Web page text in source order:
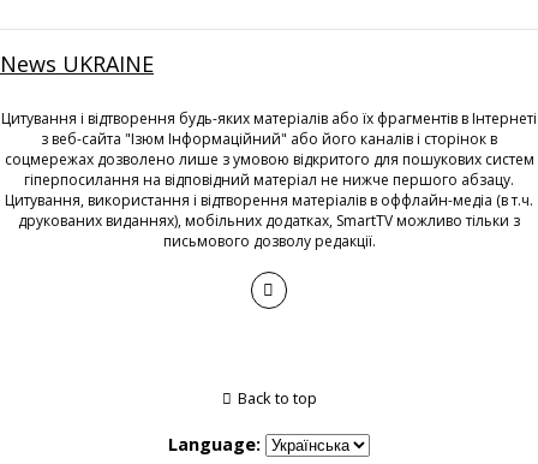
News UKRAINE
Цитування і відтворення будь-яких матеріалів або їх фрагментів в Інтернеті
з веб-сайта "Ізюм Інформаційний" або його каналів і сторінок в
соцмережах дозволено лише з умовою відкритого для пошукових систем
гіперпосилання на відповідний матеріал не нижче першого абзацу.
Цитування, використання і відтворення матеріалів в оффлайн-медіа (в т.ч.
друкованих виданнях), мобільних додатках, SmartTV можливо тільки з
письмового дозволу редакції.
Back to top
Language: